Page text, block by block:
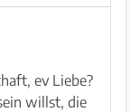
ev Liebe?
willst, die